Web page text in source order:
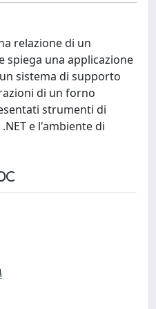
relazione di un
spiega una applicazione
sistema di supporto
di un forno
strumenti di
e l'ambiente di